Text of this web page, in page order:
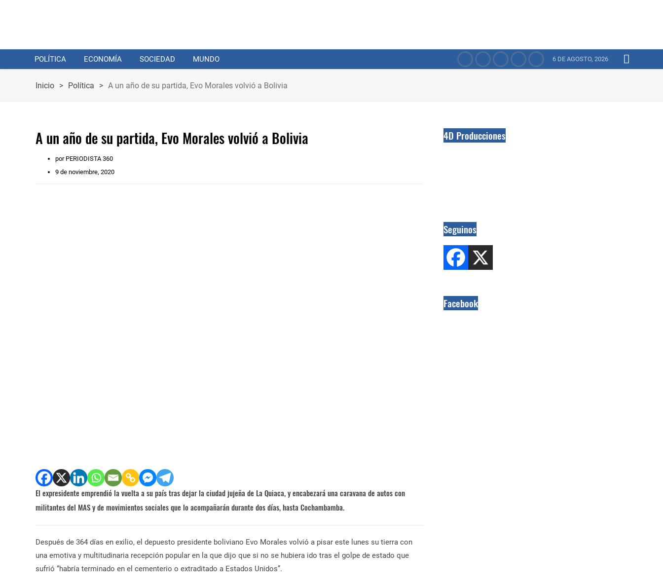
POLÍTICA ECONOMÍA SOCIEDAD MUNDO 6 DE AGOSTO, 2026
Inicio > Política > A un año de su partida, Evo Morales volvió a Bolivia
A un año de su partida, Evo Morales volvió a Bolivia
por PERIODISTA 360
9 de noviembre, 2020
El expresidente emprendió la vuelta a su país tras dejar la ciudad jujeña de La Quiaca, y encabezará una caravana de autos con
militantes del MAS y de movimientos sociales que lo acompañarán durante dos días, hasta Cochambamba.
Después de 364 días en exilio, el depuesto presidente boliviano Evo Morales volvió a pisar este lunes su tierra con
una emotiva y multitudinaria recepción popular en la que dijo que si no se hubiera ido tras el golpe de estado que
sufrió “habría terminado en el cementerio o extraditado a Estados Unidos”.
4D Producciones
Seguinos
Facebook